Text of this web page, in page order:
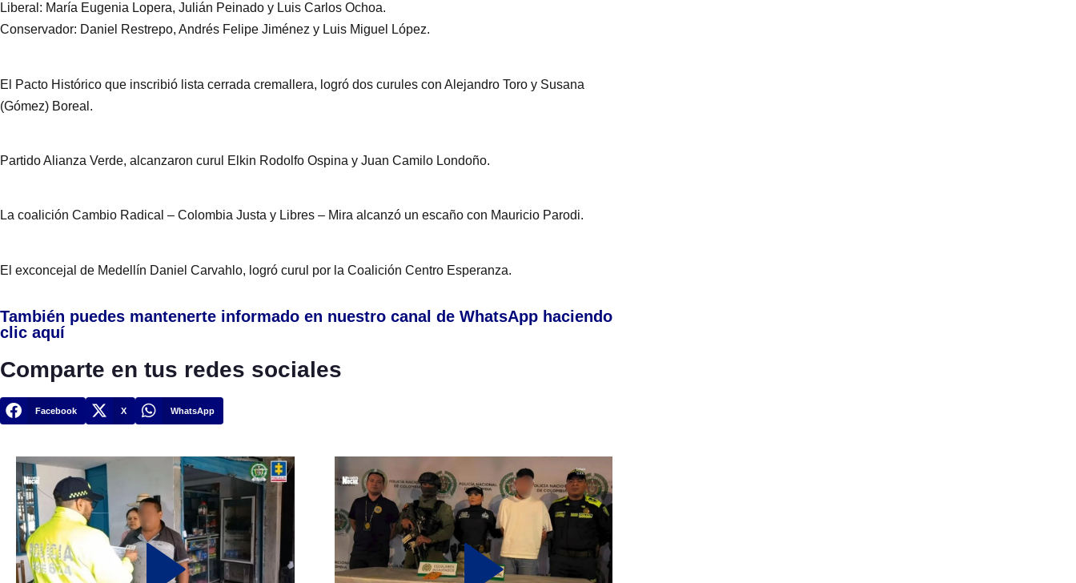
Liberal: María Eugenia Lopera, Julián Peinado y Luis Carlos Ochoa.
Conservador: Daniel Restrepo, Andrés Felipe Jiménez y Luis Miguel López.
El Pacto Histórico que inscribió lista cerrada cremallera, logró dos curules con Alejandro Toro y Susana
(Gómez) Boreal.
Partido Alianza Verde, alcanzaron curul Elkin Rodolfo Ospina y Juan Camilo Londoño.
La coalición Cambio Radical – Colombia Justa y Libres – Mira alcanzó un escaño con Mauricio Parodi.
El exconcejal de Medellín Daniel Carvahlo, logró curul por la Coalición Centro Esperanza.
También puedes mantenerte informado en nuestro canal de WhatsApp haciendo
clic aquí
Comparte en tus redes sociales
Facebook X WhatsApp